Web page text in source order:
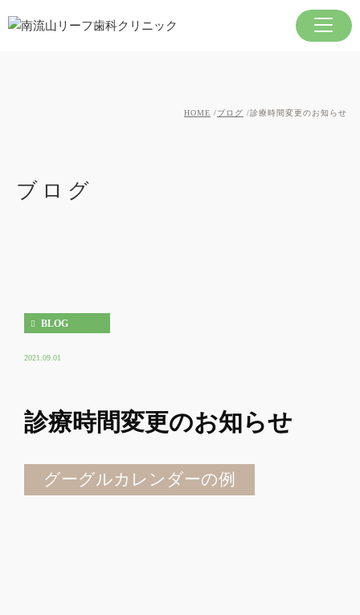
ブログ
HOME ブログ 診療時間変更のお知らせ
BLOG
2021.09.01
診療時間変更のお知らせ
グーグルカレンダーの例